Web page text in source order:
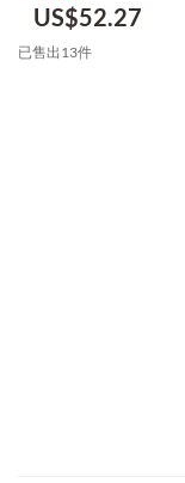
US$52.27
已售出13件